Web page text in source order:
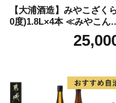
【大浦酒造】みやこざく
0度)1.8L×4本 ≪みやこん
特急便≫_AD-0771